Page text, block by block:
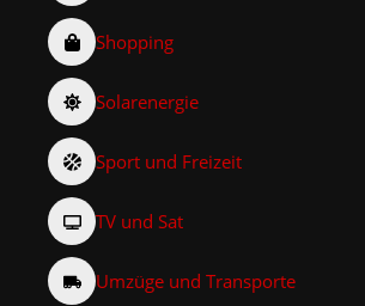
Shopping
Solarenergie
Sport und Freizeit
TV und Sat
Umzüge und Transporte